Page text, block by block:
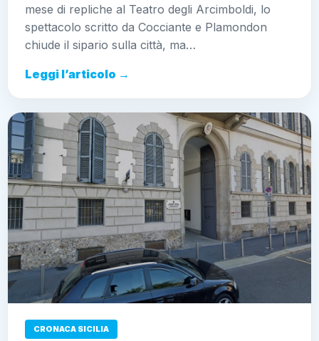
mese di repliche al Teatro degli Arcimboldi, lo
spettacolo scritto da Cocciante e Plamondon
chiude il sipario sulla città, ma…
Leggi l’articolo →
CRONACA SICILIA